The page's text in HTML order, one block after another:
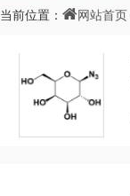
当前位置： 网站首页